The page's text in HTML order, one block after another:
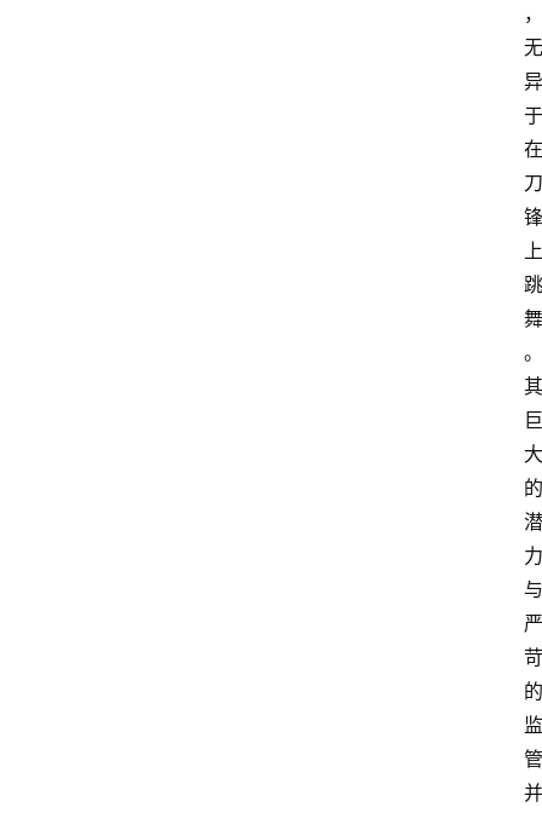
，
无
异
于
在
刀
锋
上
跳
舞
。
其
巨
大
的
潜
力
与
严
苛
的
监
管
并